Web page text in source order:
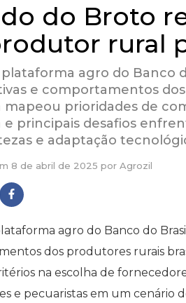
do Broto
rural
agro do Banco
e comportamentos
mapeou prioridades de
e principais desafios
e adaptação
8 de abril de 2025 por Agrozil
agro do Banco do
dos produtores rurais
na escolha de
e pecuaristas em um cenário